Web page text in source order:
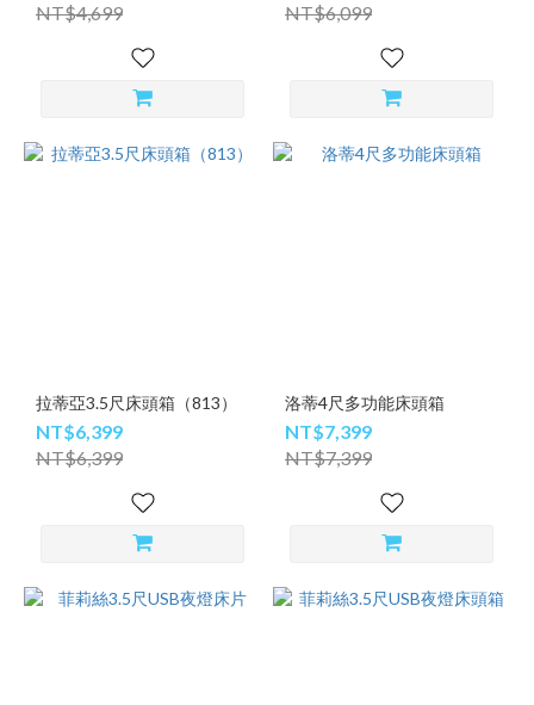
NT$4,699
NT$6,099
拉蒂亞3.5尺床頭箱（813）
NT$6,399
NT$6,399
洛蒂4尺多功能床頭箱
NT$7,399
NT$7,399